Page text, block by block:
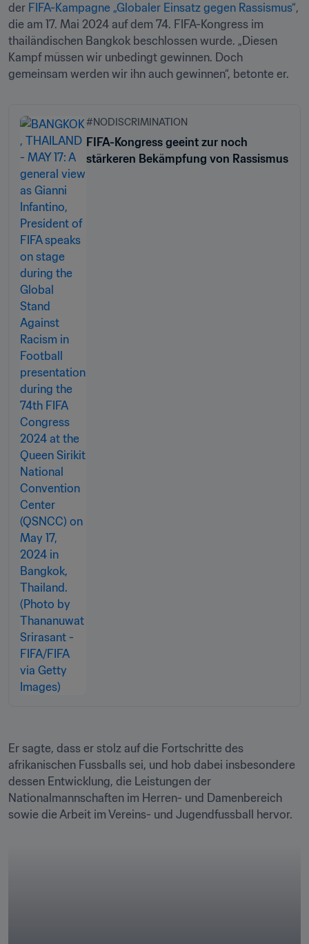
der FIFA-Kampagne „Globaler Einsatz gegen Rassismus“,
die am 17. Mai 2024 auf dem 74. FIFA-Kongress im
thailändischen Bangkok beschlossen wurde. „Diesen
Kampf müssen wir unbedingt gewinnen. Doch
gemeinsam werden wir ihn auch gewinnen“, betonte er.
#NODISCRIMINATION
FIFA-Kongress geeint zur noch
stärkeren Bekämpfung von Rassismus
Er sagte, dass er stolz auf die Fortschritte des
afrikanischen Fussballs sei, und hob dabei insbesondere
dessen Entwicklung, die Leistungen der
Nationalmannschaften im Herren- und Damenbereich
sowie die Arbeit im Vereins- und Jugendfussball hervor.